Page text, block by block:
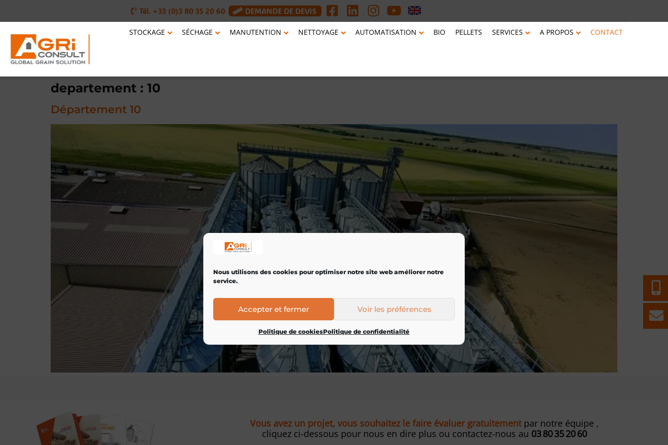
Nous utilisons des cookies pour optimiser notre site web améliorer notre
service.
Accepter et fermer Voir les préférences
Politique de cookiesPolitique de confidentialité
Tél. +33 (0)3 80 35 20 60 DEMANDE DE DEVIS
STOCKAGE SÉCHAGE MANUTENTION NETTOYAGE AUTOMATISATION BIO PELLETS SERVICES A PROPOS CONTACT
departement : 10
Département 10
Vous avez un projet, vous souhaitez le faire évaluer gratuitementpar notre équipe ,
cliquez ci-dessous pour nous en dire plus ou contactez-nous au 03 80 35 20 60